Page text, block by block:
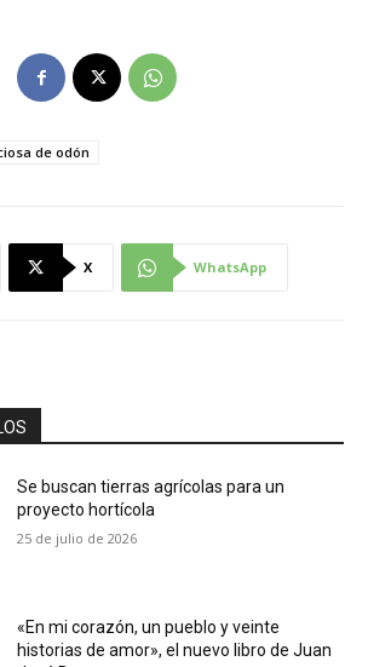
de odón
X WhatsApp
Se buscan tierras agrícolas para un
proyecto hortícola
25 de julio de 2026
«En mi corazón, un pueblo y veinte
historias de amor», el nuevo libro de Juan